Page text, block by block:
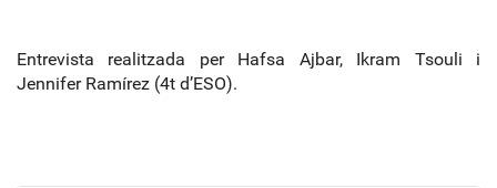
Entrevista realitzada per Hafsa Ajbar, Ikram Tsouli i
Jennifer Ramírez (4t d’ESO).